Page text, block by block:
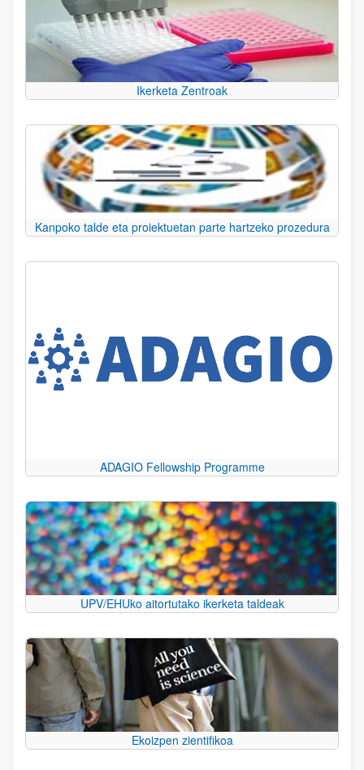
Ikerketa Zentroak
Kanpoko talde eta proiektuetan parte hartzeko prozedura
ADAGIO Fellowship Programme
UPV/EHUko aitortutako ikerketa taldeak
Ekoizpen zientifikoa